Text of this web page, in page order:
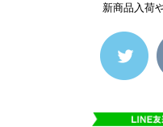
新商品入荷